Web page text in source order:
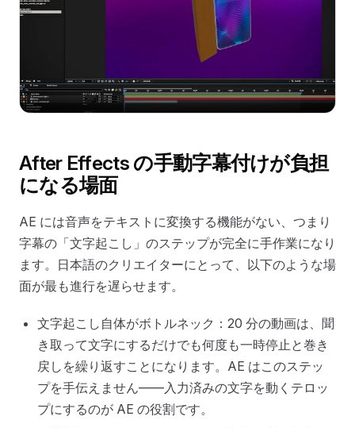
After Effects の手動字幕付けが負担
になる場面
AE には音声をテキストに変換する機能がない、つまり
字幕の「文字起こし」のステップが完全に手作業になり
ます。日本語のクリエイターにとって、以下のような場
面が最も進行を遅らせます。
文字起こし自体がボトルネック：20 分の動画は、聞
き取って文字にするだけでも何度も一時停止と巻き
戻しを繰り返すことになります。AE はこのステッ
プを手伝えません——入力済みの文字を動くテロッ
プにするのが AE の役割です。